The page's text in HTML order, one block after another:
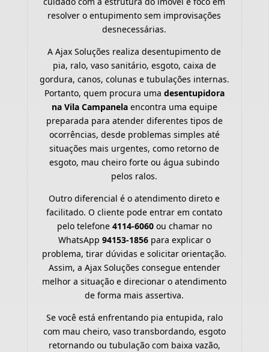
resolver o entupimento sem improvisações
desnecessárias.
A Ajax Soluções realiza desentupimento de
pia, ralo, vaso sanitário, esgoto, caixa de
gordura, canos, colunas e tubulações internas.
Portanto, quem procura uma desentupidora
na Vila Campanelaencontra uma equipe
preparada para atender diferentes tipos de
ocorrências, desde problemas simples até
situações mais urgentes, como retorno de
esgoto, mau cheiro forte ou água subindo
pelos ralos.
Outro diferencial é o atendimento direto e
facilitado. O cliente pode entrar em contato
pelo telefone 4114-6060ou chamar no
WhatsApp 94153-1856para explicar o
problema, tirar dúvidas e solicitar orientação.
Assim, a Ajax Soluções consegue entender
melhor a situação e direcionar o atendimento
de forma mais assertiva.
Se você está enfrentando pia entupida, ralo
com mau cheiro, vaso transbordando, esgoto
retornando ou tubulação com baixa vazão,